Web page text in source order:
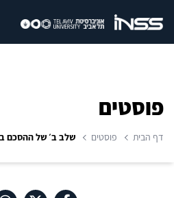
פוסטים
דף הבית פוסטים שלב ב׳ של ההסכם בעזה: בין